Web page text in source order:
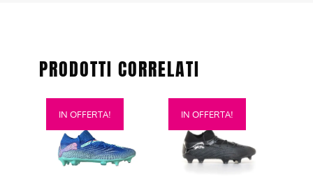
PRODOTTI CORRELATI
IN OFFERTA!
Questo
prodotto
IN OFFERTA!
Questo
prodotto
varianti.